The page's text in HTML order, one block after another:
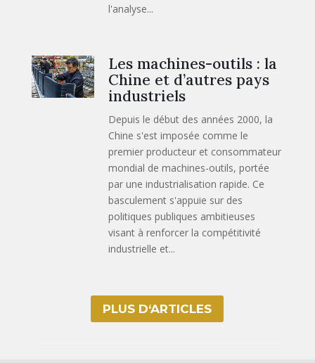
l'analyse...
Les machines-outils : la
Chine et d’autres pays
industriels
Depuis le début des années 2000, la
Chine s'est imposée comme le
premier producteur et consommateur
mondial de machines-outils, portée
par une industrialisation rapide. Ce
basculement s'appuie sur des
politiques publiques ambitieuses
visant à renforcer la compétitivité
industrielle et...
PLUS D‘ARTICLES